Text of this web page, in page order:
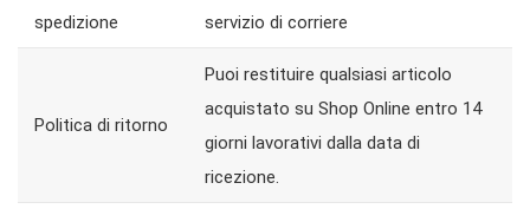
spedizione
servizio di corriere
Politica di ritorno
Puoi restituire qualsiasi articolo
acquistato su Shop Online entro 14
giorni lavorativi dalla data di
ricezione.